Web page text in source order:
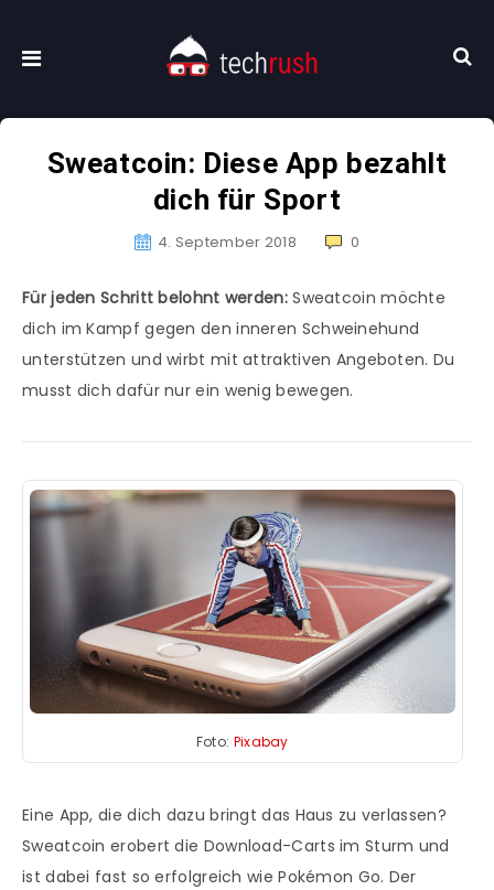
Sweatcoin: Diese App bezahlt
dich für Sport
4. September 2018 0
Für jeden Schritt belohnt werden:Sweatcoin möchte
dich im Kampf gegen den inneren Schweinehund
unterstützen und wirbt mit attraktiven Angeboten. Du
musst dich dafür nur ein wenig bewegen.
Foto: Pixabay
Eine App, die dich dazu bringt das Haus zu verlassen?
Sweatcoin erobert die Download-Carts im Sturm und
ist dabei fast so erfolgreich wie Pokémon Go. Der